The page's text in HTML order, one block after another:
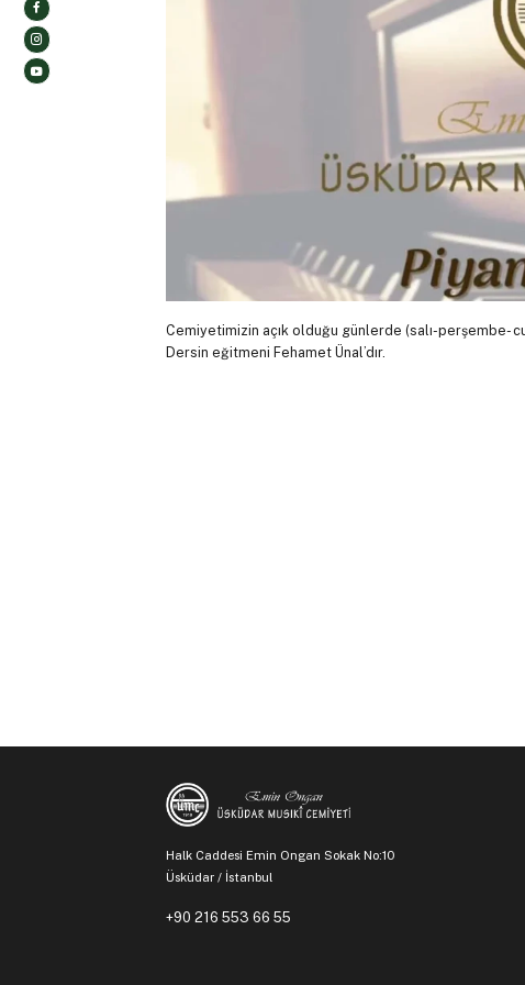
Cemiyetimizin açık olduğu günlerde (salı-perşembe-
Dersin eğitmeni Fehamet Ünal’dır.
Halk Caddesi Emin Ongan Sokak No:10
Üsküdar / İstanbul
+90 216 553 66 55